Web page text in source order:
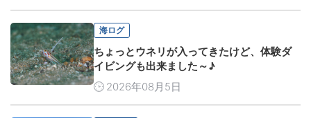
海ログ
ちょっとウネリが入ってきたけど、体験ダ
イビングも出来ました～♪
2026年08月5日